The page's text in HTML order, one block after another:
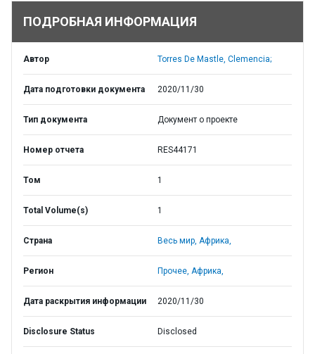
ПОДРОБНАЯ ИНФОРМАЦИЯ
Автор Torres De Mastle, Clemencia;
Дата подготовки документа 2020/11/30
Тип документа Документ о проекте
Номер отчета RES44171
Том 1
Total Volume(s) 1
Страна Весь мир, Африка,
Регион Прочее, Африка,
Дата раскрытия информации 2020/11/30
Disclosure Status Disclosed